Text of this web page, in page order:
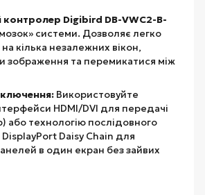
контролер Digibird DB-VWC2-B-
системи. Дозволяє легко
кілька незалежних вікон,
зображення та перемикатися між
Використовуйте
HDMI/DVI для передачі
або технологію послідовного
Daisy Chain для
в один екран без зайвих